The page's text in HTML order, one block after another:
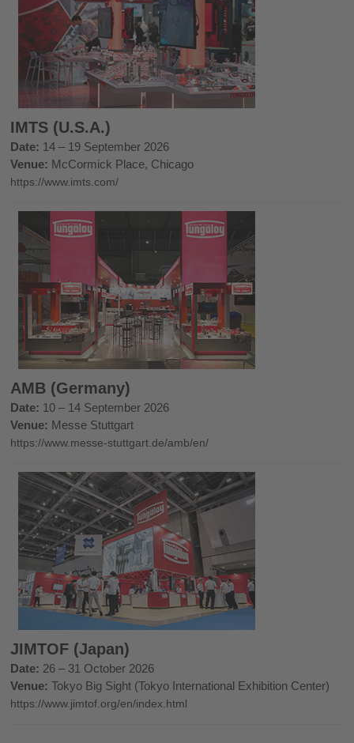
IMTS (U.S.A.)
Date: 14 – 19 September 2026
Venue: McCormick Place, Chicago
https://www.imts.com/
AMB (Germany)
Date: 10 – 14 September 2026
Venue: Messe Stuttgart
https://www.messe-stuttgart.de/amb/en/
JIMTOF (Japan)
Date: 26 – 31 October 2026
Venue:Tokyo Big Sight (Tokyo International Exhibition Center)
https://www.jimtof.org/en/index.html